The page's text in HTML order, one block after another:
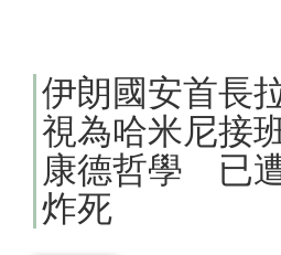
伊朗國安首長
視為哈米尼接
康德哲學 已
炸死